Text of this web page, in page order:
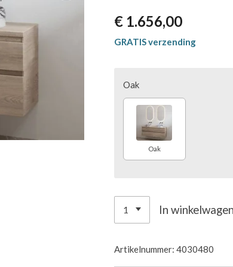
€ 1.656,00
GRATIS verzending
Oak
Oak
In
Artikelnummer: 4030480